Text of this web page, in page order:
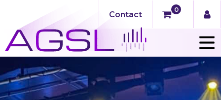
Contact
0